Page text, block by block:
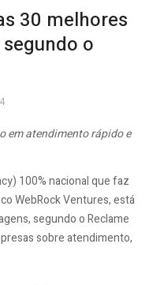
30 melhores
o
em atendimento rápido e
100% nacional que faz
WebRock Ventures, está
segundo o Reclame
sobre atendimento,